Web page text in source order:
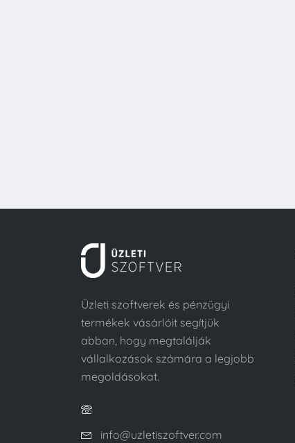
Üzleti szoftverek és pénzügyi
termékek vásárlóit segítjük
abban, hogy megtalálják
vállalkozások számára a legjobb
megoldásokat.
info@uzletiszoftver.com